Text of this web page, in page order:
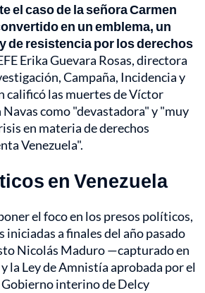
el caso de la señora Carmen
en un emblema, un
de resistencia por los derechos
Erika Guevara Rosas, directora
Campaña, Incidencia y
calificó las muertes de Víctor
como "devastadora" y "muy
en materia de derechos
Venezuela".
en Venezuela
el foco en los presos políticos,
iniciadas a finales del año pasado
Nicolás Maduro —capturado en
la Ley de Amnistía aprobada por el
interino de Delcy